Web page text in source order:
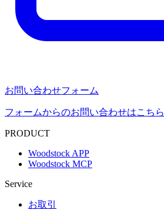
お問い合わせフォーム
フォームからのお問い合わせはこちら
PRODUCT
Woodstock APP
Woodstock MCP
Service
お取引